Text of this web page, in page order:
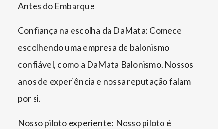
Antes do Embarque
Confiança na escolha da DaMata: Comece
escolhendo uma empresa de balonismo
confiável, como a DaMata Balonismo. Nossos
anos de experiência e nossa reputação falam
por si.
Nosso piloto experiente: Nosso piloto é